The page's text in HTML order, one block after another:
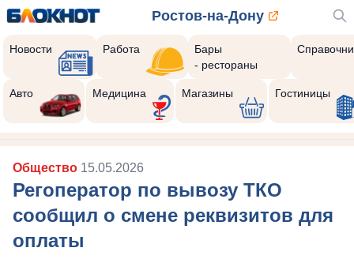
Ростов-на-Дону
Новости Работа
Бары
- рестораны
Авто Медицина Магазины Гостиницы
Общество 15.05.2026
Регоператор по вывозу ТКО
сообщил о смене реквизитов для
оплаты